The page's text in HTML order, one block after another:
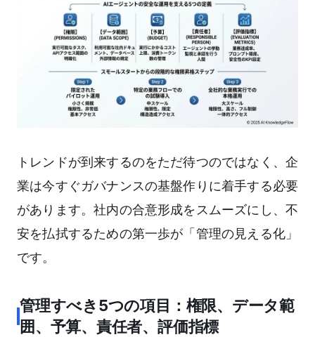
トレンドが到来するのをただ待つのではなく、企
業は今すぐガバナンスの基盤作りに着手する必要
があります。社内の合意形成をスムーズにし、不
安を払拭するための第一歩が「管理の見える化」
です。
管理すべき5つの項目：権限、データ範
囲、予算、責任者、評価指標